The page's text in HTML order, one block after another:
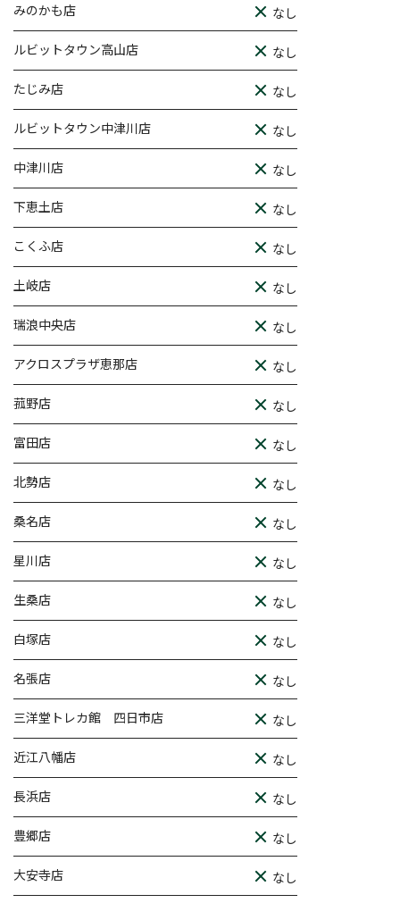
みのかも店 なし
ルビットタウン高山店 なし
たじみ店 なし
ルビットタウン中津川店 なし
中津川店 なし
下恵土店 なし
こくふ店 なし
土岐店 なし
瑞浪中央店 なし
アクロスプラザ恵那店 なし
菰野店 なし
富田店 なし
北勢店 なし
桑名店 なし
星川店 なし
生桑店 なし
白塚店 なし
名張店 なし
三洋堂トレカ館 四日市店 なし
近江八幡店 なし
長浜店 なし
豊郷店 なし
大安寺店 なし